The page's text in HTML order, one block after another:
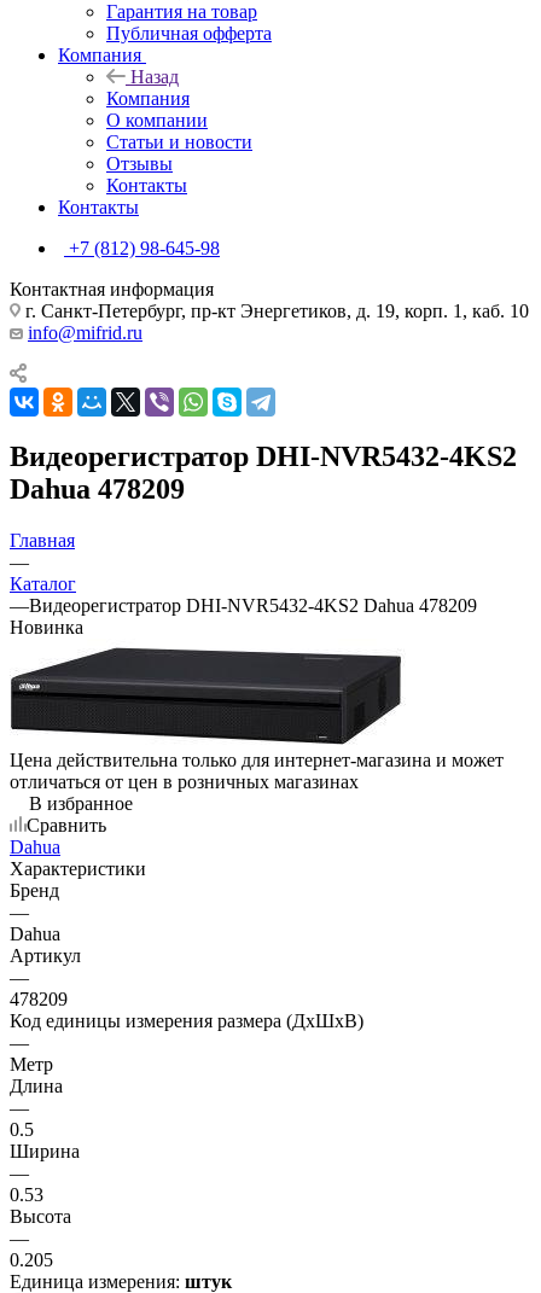
Гарантия на товар
Публичная офферта
Компания
Назад
Компания
О компании
Статьи и новости
Отзывы
Контакты
Контакты
+7 (812) 98-645-98
Контактная информация
г. Санкт-Петербург, пр-кт Энергетиков, д. 19, корп. 1, каб. 10
info@mifrid.ru
Видеорегистратор DHI-NVR5432-4KS2
Dahua 478209
Главная
—
Каталог
—Видеорегистратор DHI-NVR5432-4KS2 Dahua 478209
Новинка
Цена действительна только для интернет-магазина и может
отличаться от цен в розничных магазинах
В избранное
Сравнить
Dahua
Характеристики
Бренд
—
Dahua
Артикул
—
478209
Код единицы измерения размера (ДхШхВ)
—
Метр
Длина
—
0.5
Ширина
—
0.53
Высота
—
0.205
Единица измерения: штук